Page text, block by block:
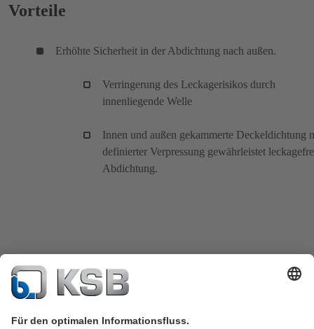
Vorteile
Erhöhte Sicherheit in der Abdichtung nach außen.
Verringerung des Leckagerisikos durch
innenliegende Welle
Innen und außen gekammerte Deckeldichtung
definierter Verpressung gewährleistet
Abdichtung.